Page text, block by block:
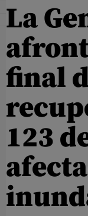
La
final
123